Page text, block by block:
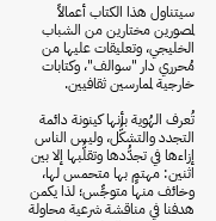
سيتناول هذا الكتاب أعمالاً
لمصورين مختارين من الشباب
الخليجي، وتعليقات عليها من
مُحرري دار "سوالف"، وكتابات
خارجية لممارسين ثقافيين.
تُعرف الهُوية بأنها كينونة دائمة
التجدد والتشكُّل، وليس الناس
إزاءها في تجدُّدها وتقلُّبها إلا بين
اثنين: مهتمٍ بها متحمس لها،
وخائف منها متوجِّس؛ لذا يكمن
هدفنا في مناقشة شرعية محاولة